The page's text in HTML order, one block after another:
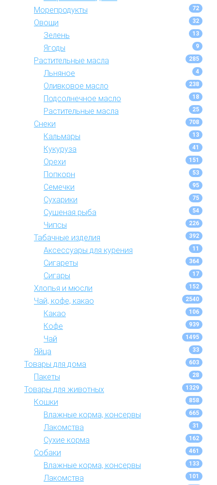
Морепродукты
72
Овощи 32
Зелень 13
Ягоды 9
Растительные масла 285
Льняное 4
Оливковое масло 238
Подсолнечное масло 18
Растительные масла 25
Снеки 708
Кальмары 13
Кукуруза 41
Орехи 151
Попкорн 53
Семечки 95
Сухарики 75
Сушеная рыба 54
Чипсы 226
Табачные изделия 392
Аксессуары для курения 11
Сигареты 364
Сигары 17
Хлопья и мюсли 152
Чай, кофе, какао 2540
Какао 106
Кофе 939
Чай 1495
Яйца 33
Товары для дома 603
Пакеты 28
Товары для животных 1329
Кошки 858
Влажные корма, консервы 665
Лакомства 31
Сухие корма 162
Собаки 461
Влажные корма, консервы 133
Лакомства 101